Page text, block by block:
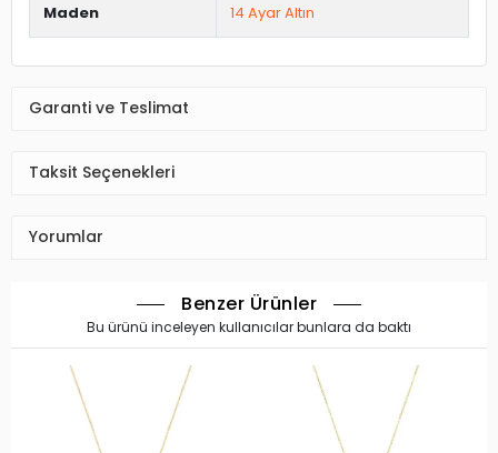
Maden 14 Ayar Altın
Garanti ve Teslimat
Taksit Seçenekleri
Yorumlar
Benzer Ürünler
Bu ürünü inceleyen kullanıcılar bunlara da baktı